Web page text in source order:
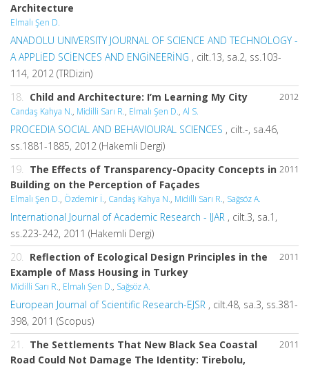
Architecture
Elmalı Şen D.
ANADOLU UNIVERSITY JOURNAL OF SCIENCE AND TECHNOLOGY -
A APPLİED SCİENCES AND ENGİNEERİNG , cilt.13, sa.2, ss.103-
114, 2012 (TRDizin)
2012
18. Child and Architecture: I’m Learning My City
Candaş Kahya N., Midilli Sarı R., Elmalı Şen D., Al S.
PROCEDIA SOCIAL AND BEHAVIOURAL SCIENCES , cilt.-, sa.46,
ss.1881-1885, 2012 (Hakemli Dergi)
2011
19.
The Effects of Transparency-Opacity Concepts in
Building on the Perception of Façades
Elmalı Şen D., Özdemir İ., Candaş Kahya N., Midilli Sarı R., Sağsöz A.
International Journal of Academic Research - IJAR , cilt.3, sa.1,
ss.223-242, 2011 (Hakemli Dergi)
2011
20.
Reflection of Ecological Design Principles in the
Example of Mass Housing in Turkey
Midilli Sarı R., Elmalı Şen D., Sağsöz A.
European Journal of Scientific Research-EJSR , cilt.48, sa.3, ss.381-
398, 2011 (Scopus)
2011
21.
The Settlements That New Black Sea Coastal
Road Could Not Damage The Identity: Tirebolu,